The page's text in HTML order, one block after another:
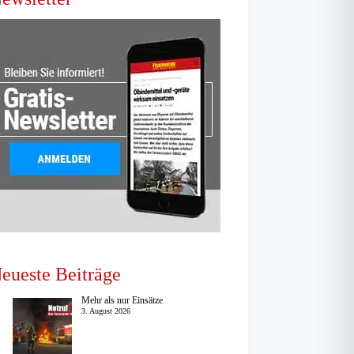
Beiträge
Mehr als nur Einsätze
3. August 2026